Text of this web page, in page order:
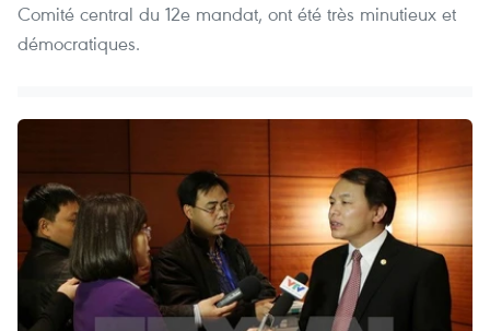
Comité central du 12e mandat, ont été très minutieux et
démocratiques.